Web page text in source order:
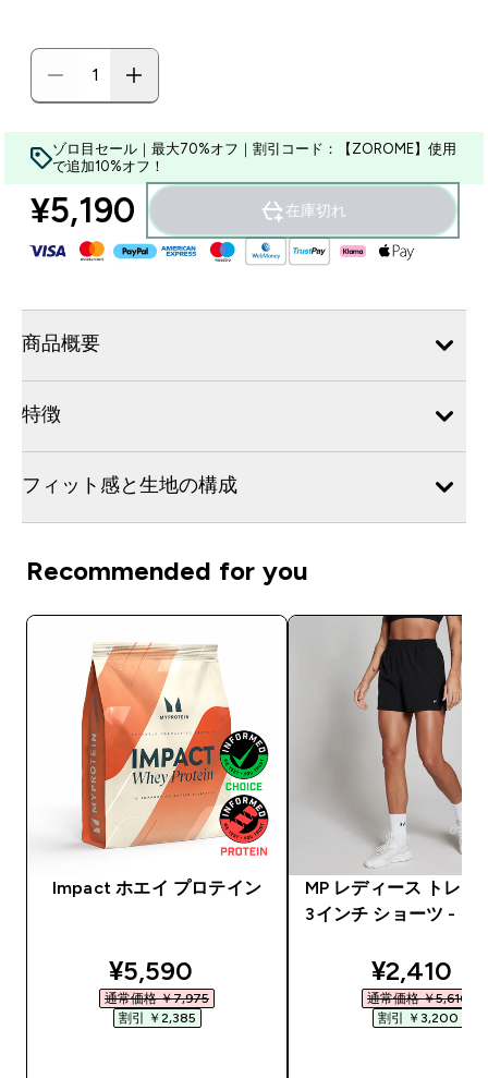
ゾロ目セール｜最大70%オフ｜割引コード：【ZOROME】使用
で追加10%オフ！
¥5,190‎ 在庫切れ
商品概要
特徴
フィット感と生地の構成
Recommended for you
Impact ホエイ プロテイン
discounted price
¥5,590‎
通常価格 ￥7,975‎
割引 ￥2,385‎
MP レディース トレー
3インチ ショーツ - ブ
¥2,410‎
通常価格 ￥5,610‎
割引 ￥3,200‎